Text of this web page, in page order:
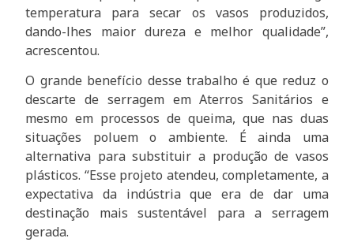
temperatura para secar os vasos produzidos,
dando-lhes maior dureza e melhor qualidade”,
acrescentou.
O grande benefício desse trabalho é que reduz o
descarte de serragem em Aterros Sanitários e
mesmo em processos de queima, que nas duas
situações poluem o ambiente. É ainda uma
alternativa para substituir a produção de vasos
plásticos. “Esse projeto atendeu, completamente, a
expectativa da indústria que era de dar uma
destinação mais sustentável para a serragem
gerada.